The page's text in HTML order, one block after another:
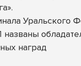
Уральского
наград